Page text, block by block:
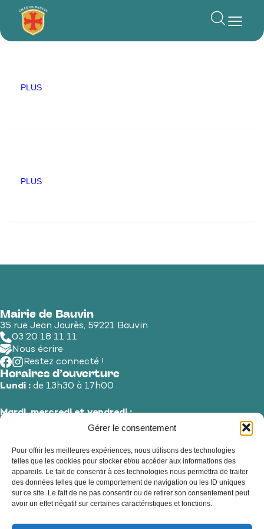
Gérer le consentement
Pour offrir les meilleures expériences, nous utilisons des technologies
telles que les cookies pour stocker et/ou accéder aux informations des
appareils. Le fait de consentir à ces technologies nous permettra de traiter
des données telles que le comportement de navigation ou les ID uniques
sur ce site. Le fait de ne pas consentir ou de retirer son consentement peut
avoir un effet négatif sur certaines caractéristiques et fonctions.
principal
PLUS
PLUS
Mairie de Bauvin
35 rue Jean Jaurès, 59221 Bauvin
03 20 18 11 11
Nous écrire
Restez connecté !
Horaires d’ouverture
Lundi : de 13h30 à 17h00
Mardi, mercredi et vendredi :
de 8h30 à 12h00 et de 13h30 à 17h00
Jeudi et samedi :de 8h30 à 12h00